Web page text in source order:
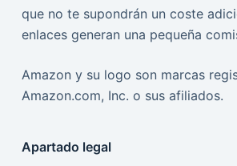
que no te supondrán un coste
enlaces generan una pequeña
Amazon y su logo son marcas
Amazon.com, Inc. o sus afiliados.
Apartado legal